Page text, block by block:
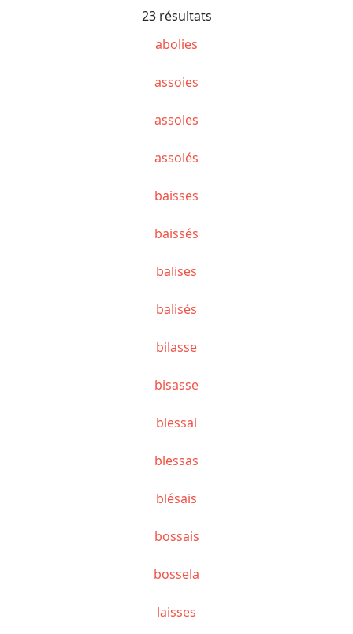
23 résultats
abolies
assoies
assoles
assolés
baisses
baissés
balises
balisés
bilasse
bisasse
blessai
blessas
blésais
bossais
bossela
laisses